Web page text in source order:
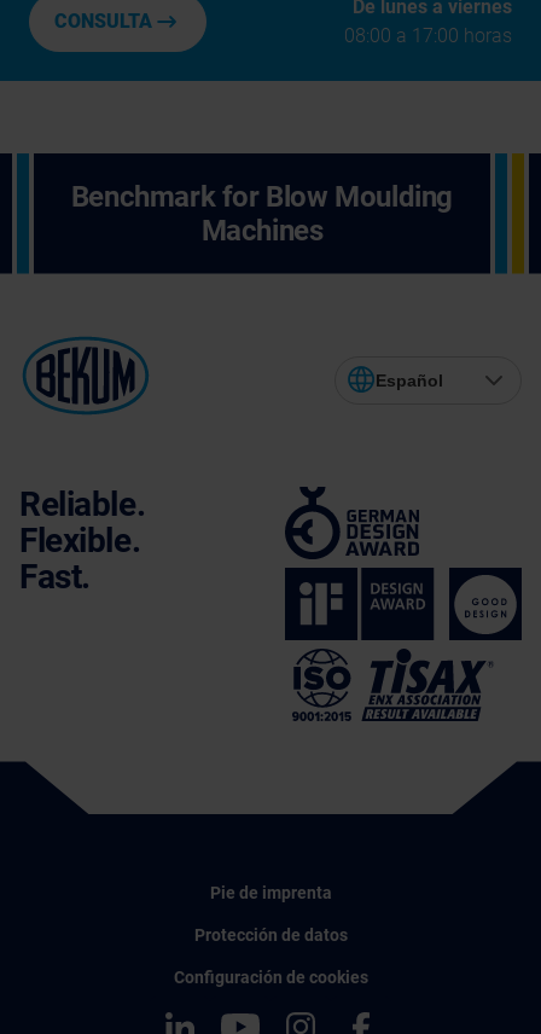
CONSULTA
De lunes a viernes
08:00 a 17:00 horas
Benchmark for Blow Moulding
Machines
Español
Reliable.
Flexible.
Fast.
Pie de imprenta
Protección de datos
Configuración de cookies
LinkedInYouTubeInstagramFacebook